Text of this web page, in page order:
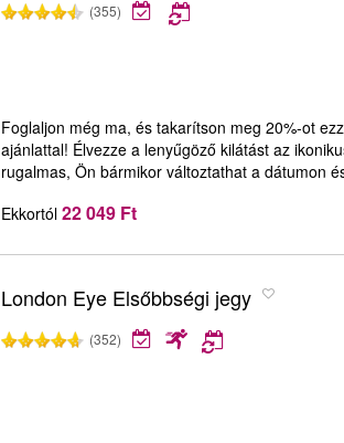
(355)
Foglaljon még ma, és takarítson meg 20%-ot
ajánlattal! Élvezze a lenyűgöző kilátást az
rugalmas, Ön bármikor változtathat a dátumon
Ekkortól 22 049 Ft
London Eye Elsőbbségi jegy
(352)